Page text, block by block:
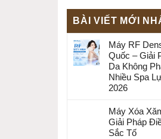
BÀI VIẾT MỚI
Máy RF
Quốc – Giải
Da Không
Nhiều Spa
2026
Máy Xóa
Giải Pháp
Sắc Tố